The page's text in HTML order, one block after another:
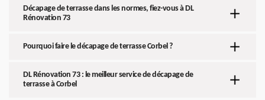
Décapage de terrasse dans les normes, fiez-vous à DL
Rénovation 73
Pourquoi faire le décapage de terrasse Corbel ?
DL Rénovation 73 : le meilleur service de décapage de
terrasse à Corbel